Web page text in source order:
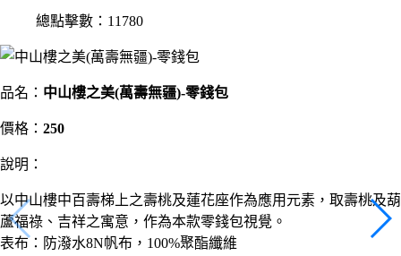
總點擊數：11780
品名： 中山樓之美(萬壽無疆)-零錢包
價格： 250
說明：
以中山樓中百壽梯上之壽桃及蓮花座作為應用元素，取壽桃及葫
蘆福祿、吉祥之寓意，作為本款零錢包視覺。
表布：防潑水8N帆布，100%聚酯纖維